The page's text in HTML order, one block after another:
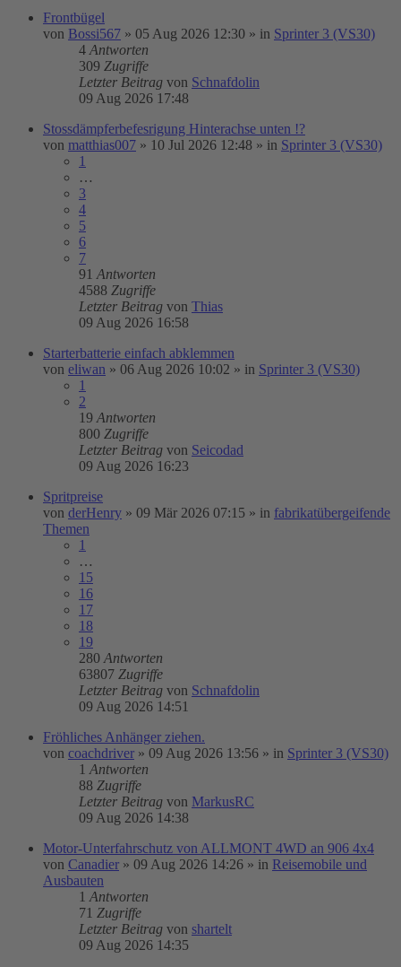
Frontbügel
von Bossi567 » 05 Aug 2026 12:30 » in Sprinter 3 (VS30)
4 Antworten
309 Zugriffe
Letzter Beitrag von Schnafdolin
09 Aug 2026 17:48
Stossdämpferbefesrigung Hinterachse unten !?
von matthias007 » 10 Jul 2026 12:48 » in Sprinter 3 (VS30)
1
…
3
4
5
6
7
91 Antworten
4588 Zugriffe
Letzter Beitrag von Thias
09 Aug 2026 16:58
Starterbatterie einfach abklemmen
von eliwan » 06 Aug 2026 10:02 » in Sprinter 3 (VS30)
1
2
19 Antworten
800 Zugriffe
Letzter Beitrag von Seicodad
09 Aug 2026 16:23
Spritpreise
von derHenry » 09 Mär 2026 07:15 » in fabrikatübergeifende
Themen
1
…
15
16
17
18
19
280 Antworten
63807 Zugriffe
Letzter Beitrag von Schnafdolin
09 Aug 2026 14:51
Fröhliches Anhänger ziehen.
von coachdriver » 09 Aug 2026 13:56 » in Sprinter 3 (VS30)
1 Antworten
88 Zugriffe
Letzter Beitrag von MarkusRC
09 Aug 2026 14:38
Motor-Unterfahrschutz von ALLMONT 4WD an 906 4x4
von Canadier » 09 Aug 2026 14:26 » in Reisemobile und
Ausbauten
1 Antworten
71 Zugriffe
Letzter Beitrag von shartelt
09 Aug 2026 14:35